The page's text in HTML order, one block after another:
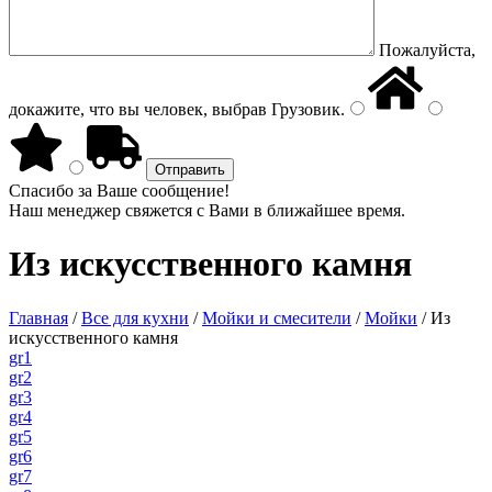
Пожалуйста,
докажите, что вы человек, выбрав Грузовик.
Спасибо за Ваше сообщение!
Наш менеджер свяжется с Вами в ближайшее время.
Из искусственного камня
Главная /Все для кухни /Мойки и смесители /Мойки /Из
искусственного камня
gr1
gr2
gr3
gr4
gr5
gr6
gr7